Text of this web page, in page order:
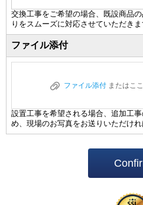
交換工事をご希望の場合、既設商品
りをスムーズに対応させていただきま
ファイル添付
ファイル添付 またはこ
設置工事を希望される場合、追加工
め、現場のお写真をお送りいただけれ